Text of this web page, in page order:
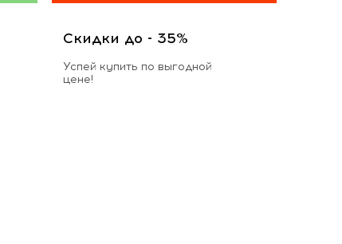
Скидки до - 35%
Успей купить по выгодной
цене!